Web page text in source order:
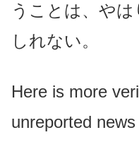
うことは、や
しれない。
Here is more
unreported